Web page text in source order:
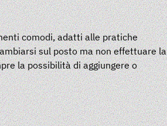
comodi, adatti alle pratiche
sul posto ma non effettuare la
la possibilità di aggiungere o